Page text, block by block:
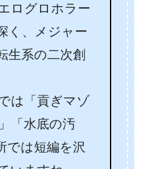
ログロホラー
く、メジャー
生系の二次創
は「貢ぎマゾ
「水底の汚
では短編を沢